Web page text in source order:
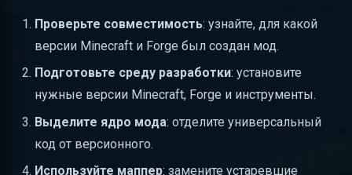
Проверьте совместимость: узнайте, для какой
версии Minecraft и Forge был создан мод.
Подготовьте среду разработки: установите
нужные версии Minecraft, Forge и инструменты.
Выделите ядро мода: отделите универсальный
код от версионного.
Используйте маппер: замените устаревшие